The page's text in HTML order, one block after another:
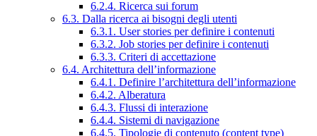
6.2.4. Ricerca sui forum
6.3. Dalla ricerca ai bisogni degli utenti
6.3.1. User stories per definire i contenuti
6.3.2. Job stories per definire i contenuti
6.3.3. Criteri di accettazione
6.4. Architettura dell’informazione
6.4.1. Definire l’architettura dell’informazione
6.4.2. Alberatura
6.4.3. Flussi di interazione
6.4.4. Sistemi di navigazione
6.4.5. Tipologie di contenuto (content type)